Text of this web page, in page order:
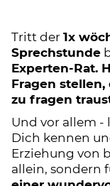
Tritt der 1x
Sprechstunde
Experten-Rat.
Fragen
zu fragen
Und vor allem -
Dich kennen und gehe
Erziehung von
allein,